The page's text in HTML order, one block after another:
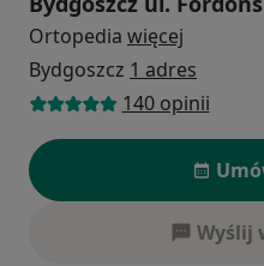
Ortopedia więcej
Bydgoszcz 1 adres
140 opinii
Wyślij